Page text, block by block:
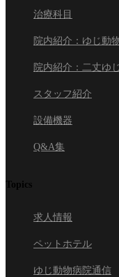
治療科目
院内紹介：ゆじ動
院内紹介：二丈ゆ
スタッフ紹介
設備機器
Q&A集
Topics
求人情報
ペットホテル
ゆじ動物病院通信